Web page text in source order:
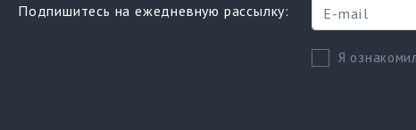
Подпишитесь на ежедневную рассылку:
Я